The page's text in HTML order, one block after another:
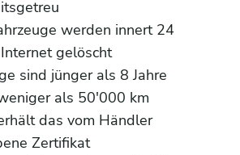
werden innert 24
gelöscht
sind jünger als 8 Jahre
als 50'000 km
das vom Händler
Zertifikat